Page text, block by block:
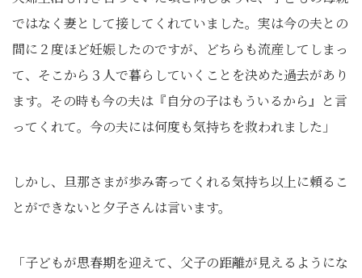
ではなく妻として接してくれていました。実は今の夫との
間に２度ほど妊娠したのですが、どちらも流産してしまっ
て、そこから３人で暮らしていくことを決めた過去があり
ます。その時も今の夫は『自分の子はもういるから』と言
ってくれて。今の夫には何度も気持ちを救われました」
しかし、旦那さまが歩み寄ってくれる気持ち以上に頼るこ
とができないと夕子さんは言います。
「子どもが思春期を迎えて、父子の距離が見えるようにな